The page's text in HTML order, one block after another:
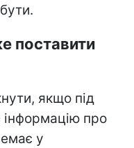
поставити
якщо під
про
у